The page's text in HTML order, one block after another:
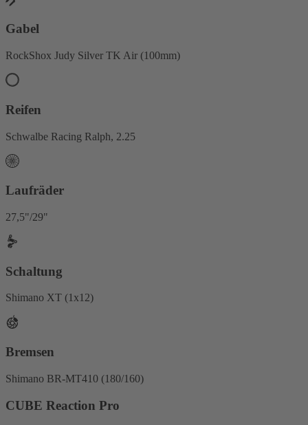
Gabel
RockShox Judy Silver TK Air (100mm)
Reifen
Schwalbe Racing Ralph, 2.25
Laufräder
27,5"/29"
Schaltung
Shimano XT (1x12)
Bremsen
Shimano BR-MT410 (180/160)
CUBE Reaction Pro